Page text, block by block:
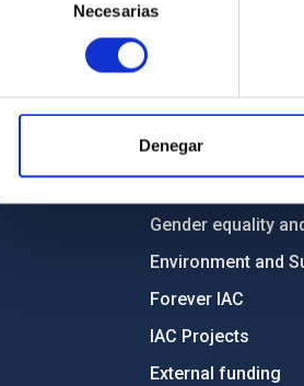
consentimiento
Necesarias
Denegar
Legislation
Transparency
Gender equality
Environment and
Forever IAC
IAC Projects
External funding